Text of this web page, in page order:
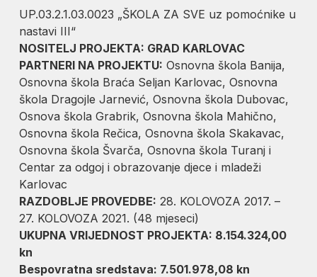
UP.03.2.1.03.0023 „ŠKOLA ZA SVE uz pomoćnike u
nastavi III“
NOSITELJ PROJEKTA: GRAD KARLOVAC
PARTNERI NA PROJEKTU: Osnovna škola Banija,
Osnovna škola Braća Seljan Karlovac, Osnovna
škola Dragojle Jarnević, Osnovna škola Dubovac,
Osnova škola Grabrik, Osnovna škola Mahično,
Osnovna škola Rečica, Osnovna škola Skakavac,
Osnovna škola Švarča, Osnovna škola Turanj i
Centar za odgoj i obrazovanje djece i mladeži
Karlovac
RAZDOBLJE PROVEDBE: 28. KOLOVOZA 2017. –
27. KOLOVOZA 2021. (48 mjeseci)
UKUPNA VRIJEDNOST PROJEKTA: 8.154.324,00
kn
Bespovratna sredstava: 7.501.978,08 kn